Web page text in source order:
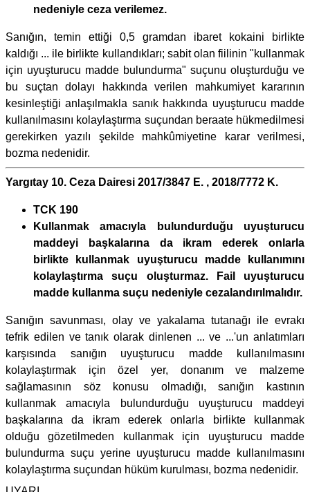
nedeniyle ceza verilemez.
Sanığın, temin ettiği 0,5 gramdan ibaret kokaini birlikte
kaldığı ... ile birlikte kullandıkları; sabit olan fiilinin "kullanmak
için uyuşturucu madde bulundurma" suçunu oluşturduğu ve
bu suçtan dolayı hakkında verilen mahkumiyet kararının
kesinleştiği anlaşılmakla sanık hakkında uyuşturucu madde
kullanılmasını kolaylaştırma suçundan beraate hükmedilmesi
gerekirken yazılı şekilde mahkûmiyetine karar verilmesi,
bozma nedenidir.
Yargıtay 10. Ceza Dairesi 2017/3847 E. , 2018/7772 K.
TCK 190
Kullanmak amacıyla bulundurduğu uyuşturucu
maddeyi başkalarına da ikram ederek onlarla
birlikte kullanmak uyuşturucu madde kullanımını
kolaylaştırma suçu oluşturmaz. Fail uyuşturucu
madde kullanma suçu nedeniyle cezalandırılmalıdır.
Sanığın savunması, olay ve yakalama tutanağı ile evrakı
tefrik edilen ve tanık olarak dinlenen ... ve ...'un anlatımları
karşısında sanığın uyuşturucu madde kullanılmasını
kolaylaştırmak için özel yer, donanım ve malzeme
sağlamasının söz konusu olmadığı, sanığın kastının
kullanmak amacıyla bulundurduğu uyuşturucu maddeyi
başkalarına da ikram ederek onlarla birlikte kullanmak
olduğu gözetilmeden kullanmak için uyuşturucu madde
bulundurma suçu yerine uyuşturucu madde kullanılmasını
kolaylaştırma suçundan hüküm kurulması, bozma nedenidir.